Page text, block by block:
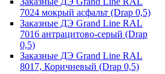
7024 мокрый асфальт (Drap 0,5)
Заказные ДЭ Grand Line RAL
7016 антрацитово-серый (Drap
0,5)
Заказные ДЭ Grand Line RAL
8017, Коричневый (Drap 0,5)